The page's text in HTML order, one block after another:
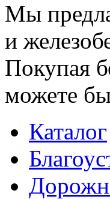
Мы
и
Покупая
можете
Каталог